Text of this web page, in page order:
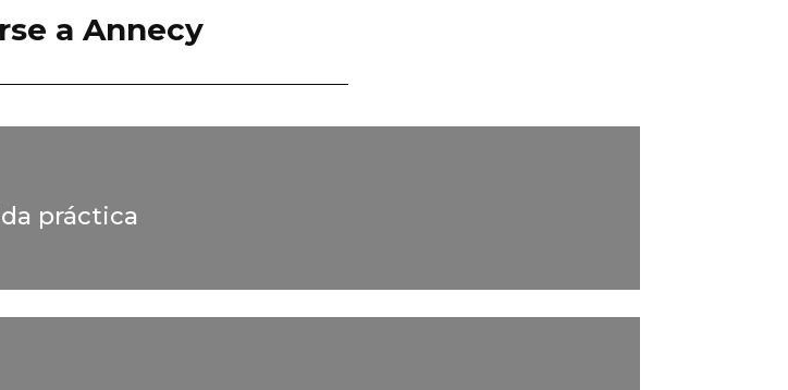
a Annecy
práctica